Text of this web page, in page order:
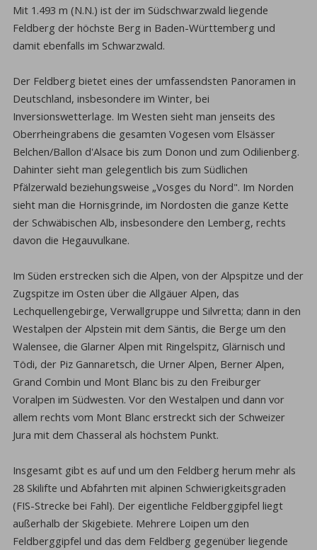
Mit 1.493 m (N.N.) ist der im Südschwarzwald liegende
Feldberg der höchste Berg in Baden-Württemberg und
damit ebenfalls im Schwarzwald.
Der Feldberg bietet eines der umfassendsten Panoramen in
Deutschland, insbesondere im Winter, bei
Inversionswetterlage. Im Westen sieht man jenseits des
Oberrheingrabens die gesamten Vogesen vom Elsässer
Belchen/Ballon d'Alsace bis zum Donon und zum Odilienberg.
Dahinter sieht man gelegentlich bis zum Südlichen
Pfälzerwald beziehungsweise „Vosges du Nord". Im Norden
sieht man die Hornisgrinde, im Nordosten die ganze Kette
der Schwäbischen Alb, insbesondere den Lemberg, rechts
davon die Hegauvulkane.
Im Süden erstrecken sich die Alpen, von der Alpspitze und der
Zugspitze im Osten über die Allgäuer Alpen, das
Lechquellengebirge, Verwallgruppe und Silvretta; dann in den
Westalpen der Alpstein mit dem Säntis, die Berge um den
Walensee, die Glarner Alpen mit Ringelspitz, Glärnisch und
Tödi, der Piz Gannaretsch, die Urner Alpen, Berner Alpen,
Grand Combin und Mont Blanc bis zu den Freiburger
Voralpen im Südwesten. Vor den Westalpen und dann vor
allem rechts vom Mont Blanc erstreckt sich der Schweizer
Jura mit dem Chasseral als höchstem Punkt.
Insgesamt gibt es auf und um den Feldberg herum mehr als
28 Skilifte und Abfahrten mit alpinen Schwierigkeitsgraden
(FIS-Strecke bei Fahl). Der eigentliche Feldberggipfel liegt
außerhalb der Skigebiete. Mehrere Loipen um den
Feldberggipfel und das dem Feldberg gegenüber liegende